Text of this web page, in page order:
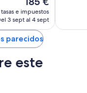
precio
actual
de
185 €
e impuestos
3 sept al 4 sept
parecidos
este